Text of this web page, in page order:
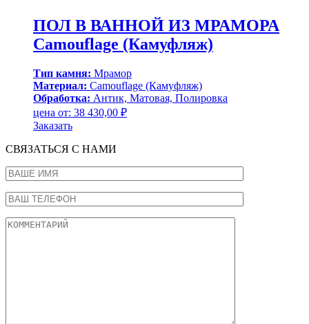
ПОЛ В ВАННОЙ ИЗ МРАМОРА
Camouflage (Камуфляж)
Тип камня: Мрамор
Материал: Camouflage (Камуфляж)
Обработка: Антик, Матовая, Полировка
цена от: 38 430,00 ₽
Заказать
СВЯЗАТЬСЯ С НАМИ